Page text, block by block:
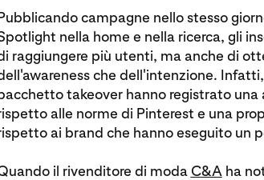
campagne nello stesso
nella home e nella ricerca, gli
raggiungere più utenti, ma anche di
che dell'intenzione.
takeover hanno registrato una
alle norme di Pinterest e una
ai brand che hanno eseguito un
il rivenditore di moda C&A ha